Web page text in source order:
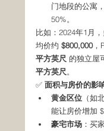
门地段的公寓
50%。
比如：2024年1月
均价约 $800,000，
平方英尺 的独立屋
平方英尺 。
✅ 面积与房价的影
黄金区位 （如
能让房价增加
豪宅市场 ：买